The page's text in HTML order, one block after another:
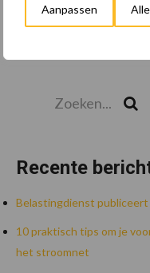
Aanpassen
Recente
Belastingdienst publiceert
10 praktisch tips om je
het stroomnet